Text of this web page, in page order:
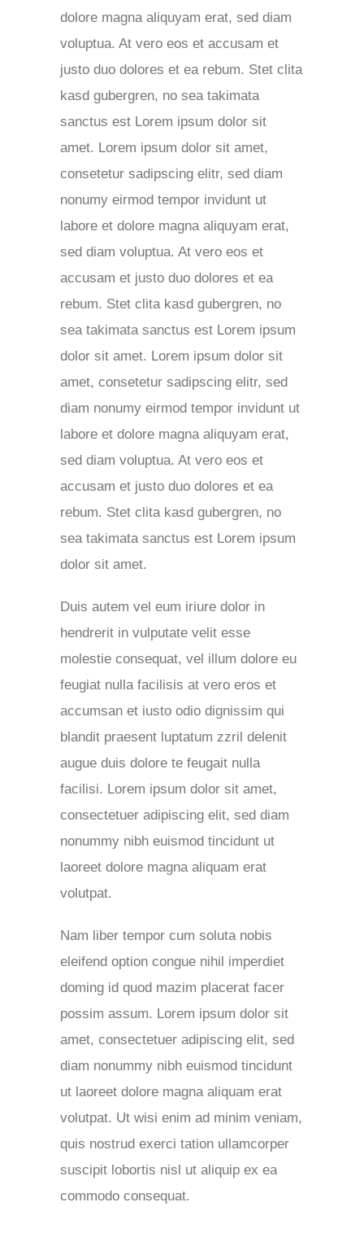
dolore magna aliquyam erat, sed diam
voluptua. At vero eos et accusam et
justo duo dolores et ea rebum. Stet clita
kasd gubergren, no sea takimata
sanctus est Lorem ipsum dolor sit
amet. Lorem ipsum dolor sit amet,
consetetur sadipscing elitr, sed diam
nonumy eirmod tempor invidunt ut
labore et dolore magna aliquyam erat,
sed diam voluptua. At vero eos et
accusam et justo duo dolores et ea
rebum. Stet clita kasd gubergren, no
sea takimata sanctus est Lorem ipsum
dolor sit amet. Lorem ipsum dolor sit
amet, consetetur sadipscing elitr, sed
diam nonumy eirmod tempor invidunt ut
labore et dolore magna aliquyam erat,
sed diam voluptua. At vero eos et
accusam et justo duo dolores et ea
rebum. Stet clita kasd gubergren, no
sea takimata sanctus est Lorem ipsum
dolor sit amet.
Duis autem vel eum iriure dolor in
hendrerit in vulputate velit esse
molestie consequat, vel illum dolore eu
feugiat nulla facilisis at vero eros et
accumsan et iusto odio dignissim qui
blandit praesent luptatum zzril delenit
augue duis dolore te feugait nulla
facilisi. Lorem ipsum dolor sit amet,
consectetuer adipiscing elit, sed diam
nonummy nibh euismod tincidunt ut
laoreet dolore magna aliquam erat
volutpat.
Nam liber tempor cum soluta nobis
eleifend option congue nihil imperdiet
doming id quod mazim placerat facer
possim assum. Lorem ipsum dolor sit
amet, consectetuer adipiscing elit, sed
diam nonummy nibh euismod tincidunt
ut laoreet dolore magna aliquam erat
volutpat. Ut wisi enim ad minim veniam,
quis nostrud exerci tation ullamcorper
suscipit lobortis nisl ut aliquip ex ea
commodo consequat.